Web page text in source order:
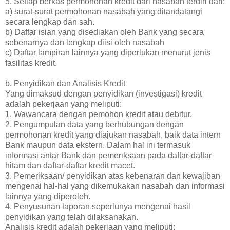
a) surat-surat permohonan nasabah yang ditandatangi
secara lengkap dan sah.
b) Daftar isian yang disediakan oleh Bank yang secara
sebenarnya dan lengkap diisi oleh nasabah
c) Daftar lampiran lainnya yang diperlukan menurut jenis
fasilitas kredit.
b. Penyidikan dan Analisis Kredit
Yang dimaksud dengan penyidikan (investigasi) kredit
adalah pekerjaan yang meliputi:
1. Wawancara dengan pemohon kredit atau debitur.
2. Pengumpulan data yang berhubungan dengan
permohonan kredit yang diajukan nasabah, baik data intern
Bank maupun data ekstern. Dalam hal ini termasuk
informasi antar Bank dan pemeriksaan pada daftar-daftar
hitam dan daftar-daftar kredit macet.
3. Pemeriksaan/ penyidikan atas kebenaran dan kewajiban
mengenai hal-hal yang dikemukakan nasabah dan informasi
lainnya yang diperoleh.
4. Penyusunan laporan seperlunya mengenai hasil
penyidikan yang telah dilaksanakan.
Analisis kredit adalah pekerjaan yang meliputi: